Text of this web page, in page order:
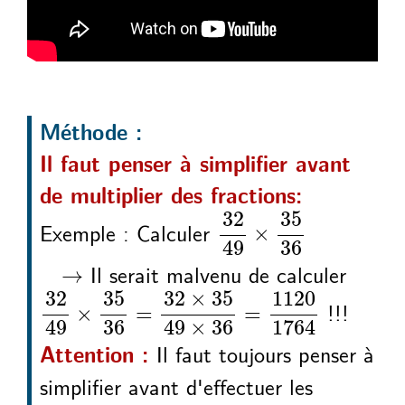
Méthode :
Il faut penser à simplifier avant
de multiplier des fractions:
Exemple : Calculer 32
49
×
35
36
3249×3536
→ Il serait malvenu de calculer
32
49
×
35
36
=
32 × 35
49 × 36
=
1120
1764
3249 ×3536= 32×3549 ×36=1120
!!!
Attention : Il faut toujours penser à
simplifier avant d'effectuer les